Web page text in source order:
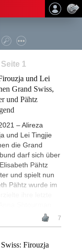
1
und Lei
Grand Swiss,
und Pähtz
– Alireza
und Lei Tingjie
die Grand
darf sich über
Pähtz
und spielt nun
Pähtz wurde im
7
Firouzja